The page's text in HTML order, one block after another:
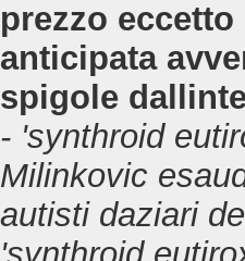
prezzo
anticipata
spigole
- 'synthroid
Milinkovic
autisti daziari